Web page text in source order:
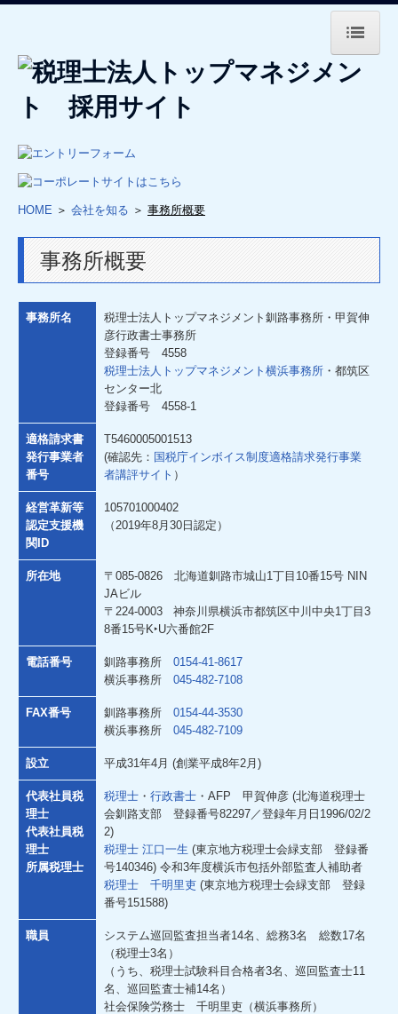
HOME
会社を知る
代表挨拶
インターンシップのご案内
インターンシップ開催情報
オンライン就職相談会
働く人を知る
巡回監査の1日
働き方を知る
数字で見る会社
研修制度・福利厚生
奨学金返済支援制度について
エントリーフォーム
HOME ＞ 会社を知る ＞ 事務所概要
事務所概要
事務所名
税理士法人トップマネジメント釧路事務所・甲賀伸
彦行政書士事務所
登録番号 4558
税理士法人トップマネジメント横浜事務所 ・都筑区
センター北
登録番号 4558-1
適格請求書
発行事業者
番号
T5460005001513
(確認先： 国税庁インボイス制度適格請求発行事業
者講評サイト ）
経営革新等
認定支援機
関ID
105701000402
（2019年8月30日認定）
所在地
〒085-0826 北海道釧路市城山1丁目10番15号 NIN
JAビル
〒224-0003 神奈川県横浜市都筑区中川中央1丁目3
8番15号K‣U六番館2F
電話番号 釧路事務所 0154-41-8617
横浜事務所 045-482-7108
FAX番号 釧路事務所 0154-44-3530
横浜事務所 045-482-7109
設立 平成31年4月 (創業平成8年2月)
代表社員税
理士
代表社員税
理士
所属税理士
税理士 ・ 行政書士 ・AFP 甲賀伸彦 (北海道税理士
会釧路支部 登録番号82297／登録年月日1996/02/2
2)
税理士 江口一生 (東京地方税理士会緑支部 登録番
号140346) 令和3年度横浜市包括外部監査人補助者
税理士 千明里吏 (東京地方税理士会緑支部 登録
番号151588)
職員
システム巡回監査担当者14名、総務3名 総数17名
（税理士3名）
（うち、税理士試験科目合格者3名、巡回監査士11
名、巡回監査士補14名）
社会保険労務士 千明里吏（横浜事務所）